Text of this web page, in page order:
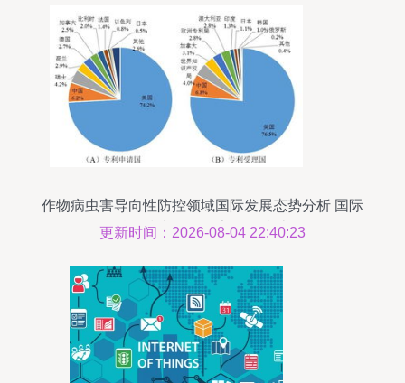
作物病虫害导向性防控领域国际发展态势分析 国际
科学技术前沿报告2018之十
更新时间：2026-08-04 22:40:23